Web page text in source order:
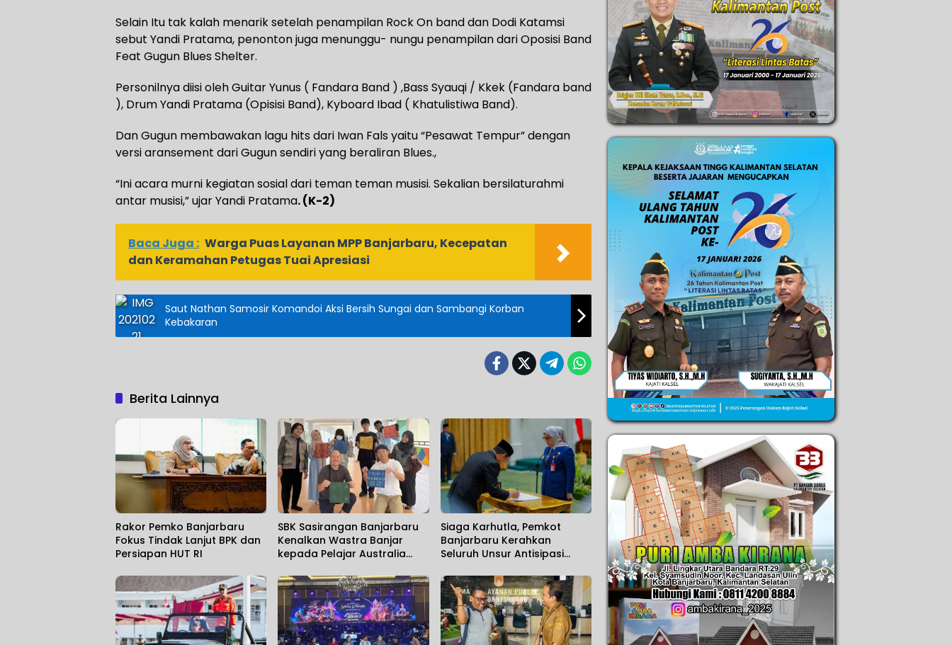
Selain Itu tak kalah menarik setelah penampilan Rock On band dan Dodi Katamsi
sebut Yandi Pratama, penonton juga menunggu- nungu penampilan dari Oposisi Band
Feat Gugun Blues Shelter.
Personilnya diisi oleh Guitar Yunus ( Fandara Band ) ,Bass Syauqi / Kkek (Fandara band
), Drum Yandi Pratama (Opisisi Band), Kyboard Ibad ( Khatulistiwa Band).
Dan Gugun membawakan lagu hits dari Iwan Fals yaitu “Pesawat Tempur” dengan
versi aransement dari Gugun sendiri yang beraliran Blues.,
“Ini acara murni kegiatan sosial dari teman teman musisi. Sekalian bersilaturahmi
antar musisi,” ujar Yandi Pratama. (K-2)
Baca Juga : Warga Puas Layanan MPP Banjarbaru, Kecepatan
dan Keramahan Petugas Tuai Apresiasi
Saut Nathan Samosir Komandoi Aksi Bersih Sungai dan Sambangi Korban
Kebakaran
Berita Lainnya
Rakor Pemko Banjarbaru
Fokus Tindak Lanjut BPK dan
Persiapan HUT RI
SBK Sasirangan Banjarbaru
Kenalkan Wastra Banjar
kepada Pelajar Australia
Siaga Karhutla, Pemkot
Banjarbaru Kerahkan
Seluruh Unsur Antisipasi